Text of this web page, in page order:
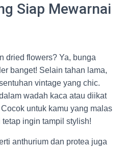
Siap Mewarnai
dried flowers? Ya, bunga
banget! Selain tahan lama,
vintage yang chic.
wadah kaca atau diikat
untuk kamu yang malas
ingin tampil stylish!
anthurium dan protea juga